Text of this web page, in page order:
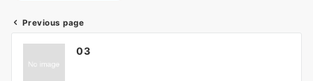
A
投
Previous page
03